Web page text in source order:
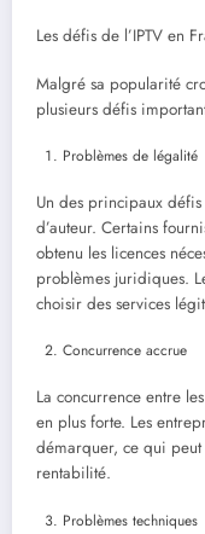
Les défis de l’IPTV en
Malgré sa popularité
plusieurs défis
Problèmes de légalité
Un des principaux défis
d’auteur. Certains
obtenu les licences
problèmes juridiques.
choisir des services
Concurrence accrue
La concurrence entre
en plus forte. Les
démarquer, ce qui
rentabilité.
Problèmes techniques